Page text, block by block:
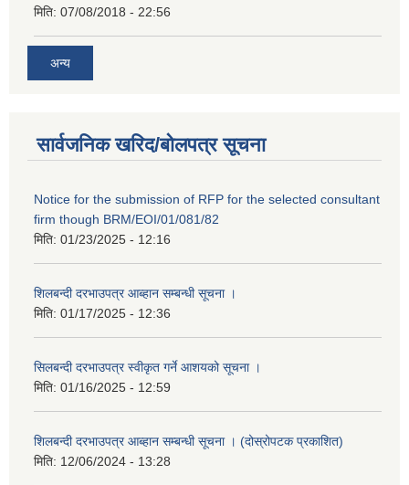
मिति: 07/08/2018 - 22:56
अन्य
सार्वजनिक खरिद/बोलपत्र सूचना
Notice for the submission of RFP for the selected consultant
firm though BRM/EOI/01/081/82
मिति: 01/23/2025 - 12:16
शिलबन्दी दरभाउपत्र आब्हान सम्बन्धी सूचना ।
मिति: 01/17/2025 - 12:36
सिलबन्दी दरभाउपत्र स्वीकृत गर्ने आशयको सूचना ।
मिति: 01/16/2025 - 12:59
शिलबन्दी दरभाउपत्र आब्हान सम्बन्धी सूचना । (दोस्रोपटक प्रकाशित)
मिति: 12/06/2024 - 13:28